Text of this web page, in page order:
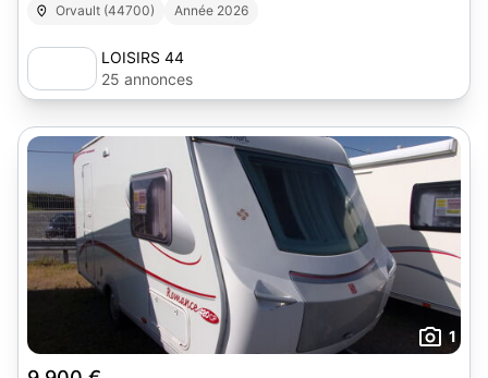
Orvault (44700) Année 2026
LOISIRS 44
25 annonces
1